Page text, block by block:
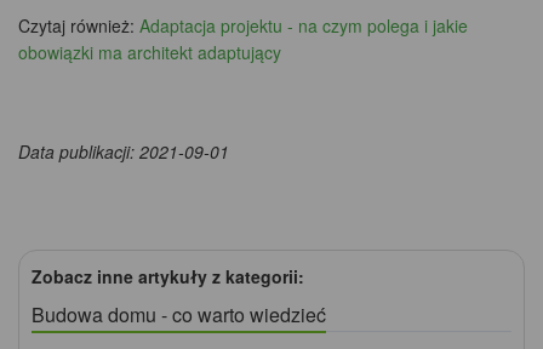
Czytaj również: Adaptacja projektu - na czym polega i jakie
obowiązki ma architekt adaptujący
Data publikacji: 2021-09-01
Zobacz inne artykuły z kategorii:
Budowa domu - co warto wiedzieć